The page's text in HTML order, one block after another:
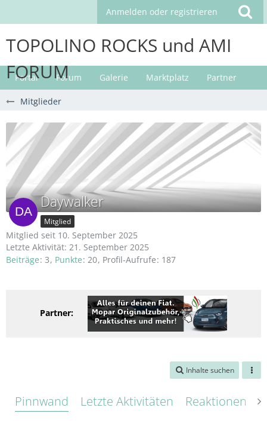
Anmelden oder registrieren
TOPOLINO ROCKS und AMI
FORUM
Portal Forum Galerie Marktplatz Partner
Mitglieder
Daywalker
Mitglied
Mitglied seit 10. September 2025
Letzte Aktivität: 21. September 2025
Beiträge 3 Punkte 20 Profil-Aufrufe 187
Partner:
Inhalte suchen
Pinnwand Letzte Aktivitäten Reaktionen